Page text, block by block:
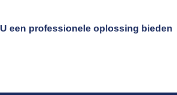
U een professionele oplossing bieden